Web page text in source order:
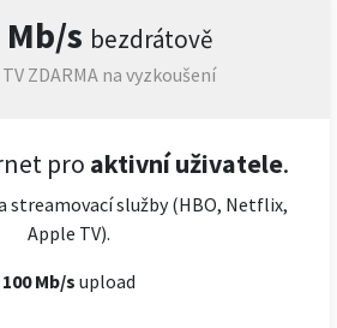
Mb/s bezdrátově
ZDARMA na vyzkoušení
pro aktivní uživatele.
streamovací služby (HBO, Netflix,
Apple TV).
100 Mb/s upload